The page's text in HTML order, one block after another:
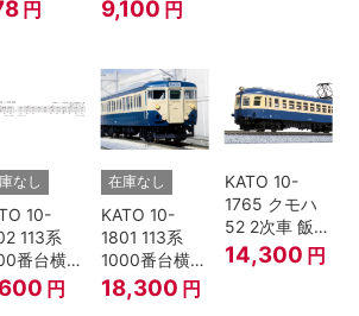
円
ト Nゲージ
9,100 円
なし
10-
113系
番台横須
総武快速
増結4両セ
円
在庫なし
KATO 10-
1801 113系
1000番台横須
賀・総武快速
線 基本7両セ
18,300 円
KATO 10-
1765 クモハ
52 2次車 飯田
線 4両セット
Nゲージ
14,300 円